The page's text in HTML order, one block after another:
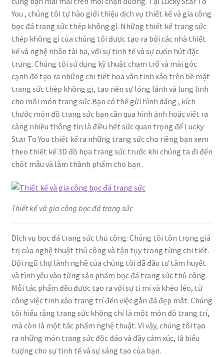
You , chúng tôi tự hào giới thiệu dịch vụ thiết kế và gia công
bọc đá trang sức thép không gỉ. Những thiết kế trang sức
thép không gỉ của chúng tôi được tạo ra bởi các nhà thiết
kế và nghệ nhân tài ba, với sự tinh tế và sự cuốn hút đặc
trưng. Chúng tôi sử dụng kỹ thuật chạm trổ và mài góc
cạnh để tạo ra những chi tiết hoa văn tinh xảo trên bề mặt
trang sức thép không gỉ, tạo nên sự lóng lánh và lung linh
cho mỗi món trang sức.Bạn có thể gửi hình dáng , kích
thước món đồ trang sức bạn cần qua hình ảnh hoặc viết ra
càng nhiều thông tin là điều hết sức quan trọng để Lucky
Star To You thiết kế ra những trang sức cho riêng bạn xem
theo thiết kế 3D đồ họa trang sức trước khi chúng ta đi đến
chốt mẫu và làm thành phẩm cho bạn .
Thiết kế và gia công bọc đá trang sức
Dịch vụ bọc đá trang sức thủ công: Chúng tôi tôn trọng giá
trị của nghệ thuật thủ công và tận tụy trong từng chi tiết.
Đội ngũ thợ lành nghề của chúng tôi đã đầu tư tâm huyết
và tình yêu vào từng sản phẩm bọc đá trang sức thủ công.
Mỗi tác phẩm đều được tạo ra với sự tỉ mỉ và khéo léo, từ
công việc tinh xảo trang trí đến việc gắn đá đẹp mắt. Chúng
tôi hiểu rằng trang sức không chỉ là một món đồ trang trí,
mà còn là một tác phẩm nghệ thuật. Vì vậy, chúng tôi tạo
ra những món trang sức độc đáo và đầy cảm xúc, là biểu
tượng cho sự tinh tế và sự sáng tạo của bạn.